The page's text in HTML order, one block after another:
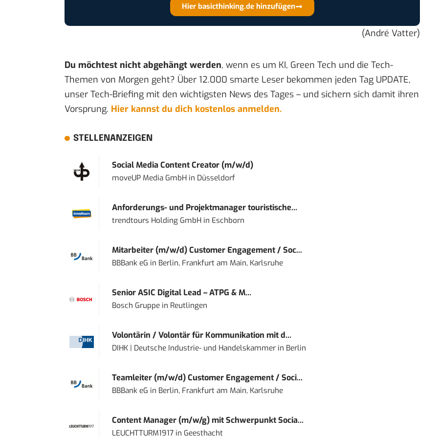
Hier basicthinking.de hinzufügen
(André Vatter)
Du möchtest nicht abgehängt werden, wenn es um KI, Green Tech und die Tech-
Themen von Morgen geht? Über 12.000 smarte Leser bekommen jeden Tag UPDATE,
unser Tech-Briefing mit den wichtigsten News des Tages – und sichern sich damit ihren
Vorsprung. Hier kannst du dich kostenlos anmelden.
STELLENANZEIGEN
Social Media Content Creator (m/w/d)
moveUP Media GmbHin Düsseldorf
Anforderungs- und Projektmanager touristische...
trendtours Holding GmbHin Eschborn
Mitarbeiter (m/w/d) Customer Engagement / Soc...
BBBank eG in Berlin, Frankfurt am Main, Karlsruhe
Senior ASIC Digital Lead – ATPG & M...
Bosch Gruppein Reutlingen
Volontärin / Volontär für Kommunikation mit d...
DIHK | Deutsche Industrie- und Handelskammerin Berlin
Teamleiter (m/w/d) Customer Engagement / Soci...
BBBank eG in Berlin, Frankfurt am Main, Karlsruhe
Content Manager (m/w/g) mit Schwerpunkt Socia...
LEUCHTTURM1917in Geesthacht